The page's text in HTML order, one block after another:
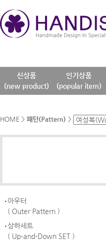
신상품
(new product)
인기상품
(popular item)
HOME > 패턴(Pattern) >
아우터
( Outer Pattern )
상하세트
( Up-and-Down SET )